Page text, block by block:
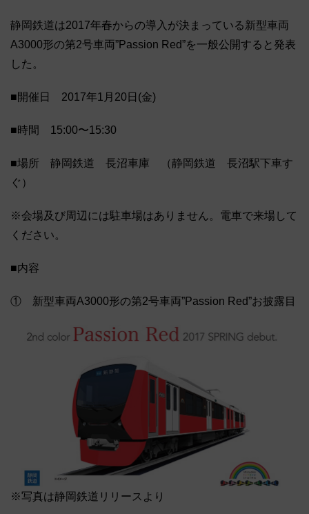
静岡鉄道は2017年春からの導入が決まっている新型車両
A3000形の第2号車両”Passion Red”を一般公開すると発表
した。
■開催日 2017年1月20日(金)
■時間 15:00〜15:30
■場所 静岡鉄道 長沼車庫 （静岡鉄道 長沼駅下車す
ぐ）
※会場及び周辺には駐車場はありません。電車で来場して
ください。
■内容
① 新型車両A3000形の第2号車両”Passion Red”お披露目
※写真は静岡鉄道リリースより